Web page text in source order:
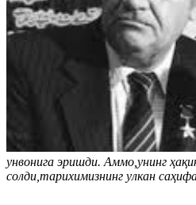
унвонига эришди. Аммо,унинг
солди,тарихимизнинг улкан